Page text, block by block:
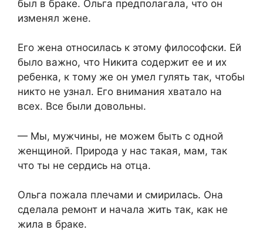
был в браке. Ольга предполагала, что он
изменял жене.
Его жена относилась к этому философски. Ей
было важно, что Никита содержит ее и их
ребенка, к тому же он умел гулять так, чтобы
никто не узнал. Его внимания хватало на
всех. Все были довольны.
— Мы, мужчины, не можем быть с одной
женщиной. Природа у нас такая, мам, так
что ты не сердись на отца.
Ольга пожала плечами и смирилась. Она
сделала ремонт и начала жить так, как не
жила в браке.